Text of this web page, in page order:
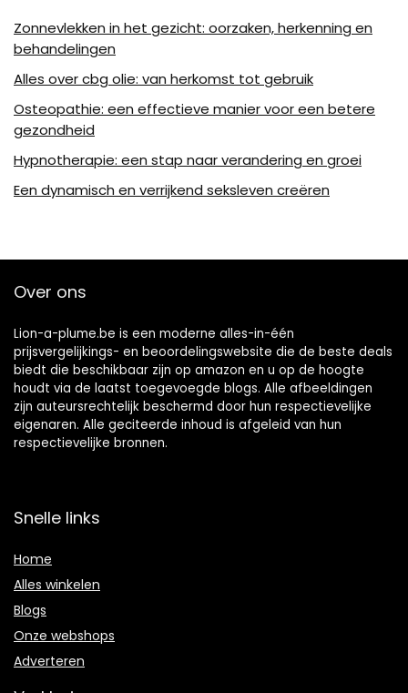
Zonnevlekken in het gezicht: oorzaken, herkenning en
behandelingen
Alles over cbg olie: van herkomst tot gebruik
Osteopathie: een effectieve manier voor een betere
gezondheid
Hypnotherapie: een stap naar verandering en groei
Een dynamisch en verrijkend seksleven creëren
Over ons
Lion-a-plume.be is een moderne alles-in-één
prijsvergelijkings- en beoordelingswebsite die de beste deals
biedt die beschikbaar zijn op amazon en u op de hoogte
houdt via de laatst toegevoegde blogs. Alle afbeeldingen
zijn auteursrechtelijk beschermd door hun respectievelijke
eigenaren. Alle geciteerde inhoud is afgeleid van hun
respectievelijke bronnen.
Snelle links
Home
Alles winkelen
Blogs
Onze webshops
Adverteren